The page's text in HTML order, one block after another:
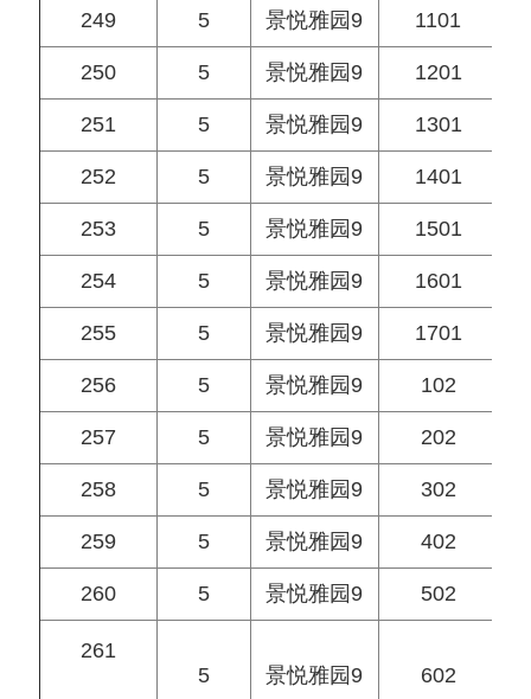
249 5 景悦雅园9 1101
250 5 景悦雅园9 1201
251 5 景悦雅园9 1301
252 5 景悦雅园9 1401
253 5 景悦雅园9 1501
254 5 景悦雅园9 1601
255 5 景悦雅园9 1701
256 5 景悦雅园9 102
257 5 景悦雅园9 202
258 5 景悦雅园9 302
259 5 景悦雅园9 402
260 5 景悦雅园9 502
261
5
景悦雅园9 602